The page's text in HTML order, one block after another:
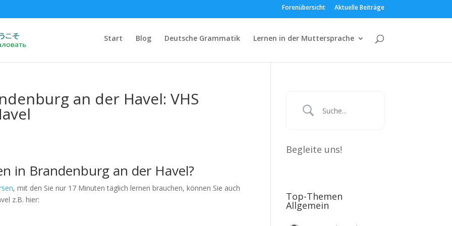
Forenübersicht Aktuelle Beiträge
Start Blog Deutsche Grammatik Lernen in der Muttersprache
an der Havel: VHS
in Brandenburg an der Havel?
, mit den Sie nur 17 Minuten täglich lernen brauchen, können Sie auch
z.B. hier:
Begleite uns!
Top-Themen
Allgemein